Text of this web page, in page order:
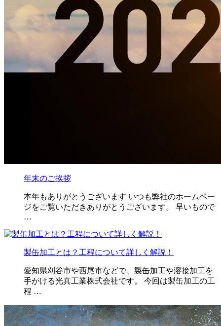
年末のご挨拶
本年もありがとうございます いつも弊社のホームペー
ジをご覧いただきありがとうございます。 早いもので
…
製缶加工とは？工程について詳しく解説！
愛知県刈谷市や西尾市などで、製缶加工や溶接加工を
手がける光真工業株式会社です。 今回は製缶加工の工
程 …